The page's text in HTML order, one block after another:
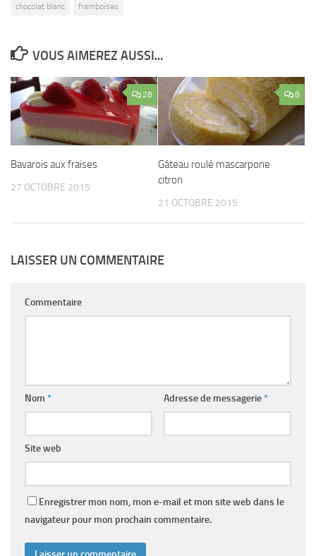
chocolat blanc
framboises
VOUS AIMEREZ AUSSI...
28
Bavarois aux fraises
27 OCTOBRE 2015
8
Gâteau roulé mascarpone
citron
21 OCTOBRE 2015
LAISSER UN COMMENTAIRE
Commentaire
Nom * Adresse de messagerie*
Site web
Enregistrer mon nom, mon e-mail et mon site web dans le
navigateur pour mon prochain commentaire.